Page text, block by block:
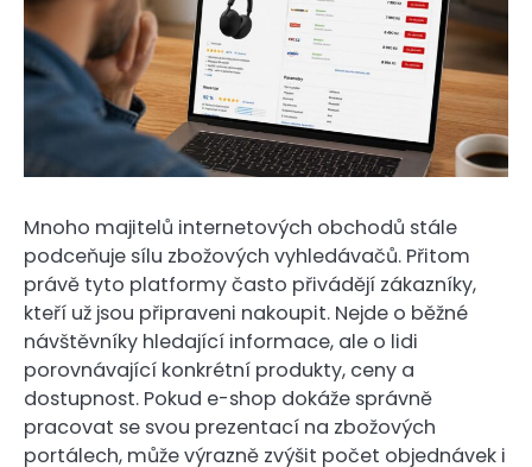
Mnoho majitelů internetových obchodů stále
podceňuje sílu zbožových vyhledávačů. Přitom
právě tyto platformy často přivádějí zákazníky,
kteří už jsou připraveni nakoupit. Nejde o běžné
návštěvníky hledající informace, ale o lidi
porovnávající konkrétní produkty, ceny a
dostupnost. Pokud e-shop dokáže správně
pracovat se svou prezentací na zbožových
portálech, může výrazně zvýšit počet objednávek i